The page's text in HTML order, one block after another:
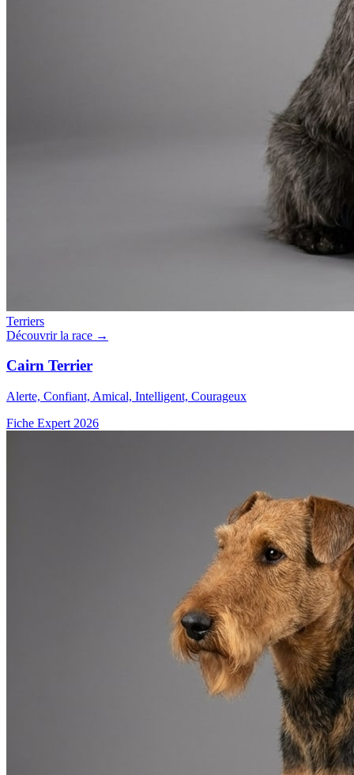
Terriers
Découvrir la race →
Cairn Terrier
Alerte, Confiant, Amical, Intelligent, Courageux
Fiche Expert 2026